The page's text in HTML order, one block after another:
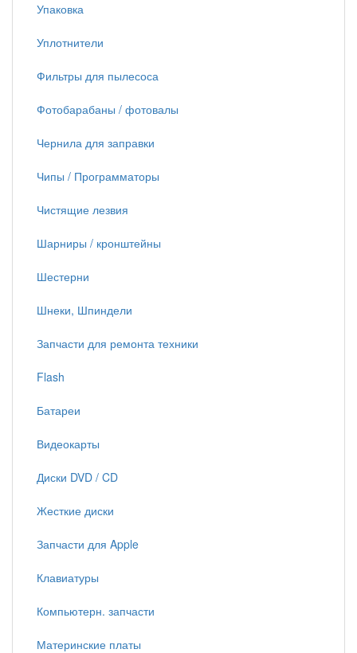
Упаковка
Уплотнители
Фильтры для пылесоса
Фотобарабаны / фотовалы
Чернила для заправки
Чипы / Программаторы
Чистящие лезвия
Шарниры / кронштейны
Шестерни
Шнеки, Шпиндели
Запчасти для ремонта техники
Flash
Батареи
Видеокарты
Диски DVD / CD
Жесткие диски
Запчасти для Apple
Клавиатуры
Компьютерн. запчасти
Материнские платы